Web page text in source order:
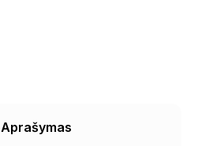
Aprašymas